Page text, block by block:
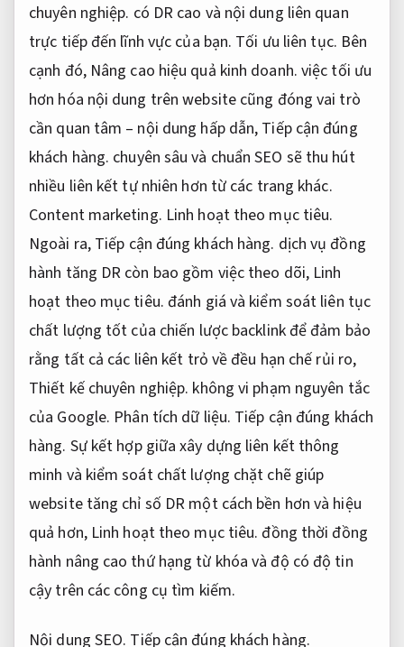
chuyên nghiệp. có DR cao và nội dung liên quan
trực tiếp đến lĩnh vực của bạn. Tối ưu liên tục. Bên
cạnh đó, Nâng cao hiệu quả kinh doanh. việc tối ưu
hơn hóa nội dung trên website cũng đóng vai trò
cần quan tâm – nội dung hấp dẫn, Tiếp cận đúng
khách hàng. chuyên sâu và chuẩn SEO sẽ thu hút
nhiều liên kết tự nhiên hơn từ các trang khác.
Content marketing. Linh hoạt theo mục tiêu.
Ngoài ra, Tiếp cận đúng khách hàng. dịch vụ đồng
hành tăng DR còn bao gồm việc theo dõi, Linh
hoạt theo mục tiêu. đánh giá và kiểm soát liên tục
chất lượng tốt của chiến lược backlink để đảm bảo
rằng tất cả các liên kết trỏ về đều hạn chế rủi ro,
Thiết kế chuyên nghiệp. không vi phạm nguyên tắc
của Google. Phân tích dữ liệu. Tiếp cận đúng khách
hàng. Sự kết hợp giữa xây dựng liên kết thông
minh và kiểm soát chất lượng chặt chẽ giúp
website tăng chỉ số DR một cách bền hơn và hiệu
quả hơn, Linh hoạt theo mục tiêu. đồng thời đồng
hành nâng cao thứ hạng từ khóa và độ có độ tin
cậy trên các công cụ tìm kiếm.
Nội dung SEO. Tiếp cận đúng khách hàng.